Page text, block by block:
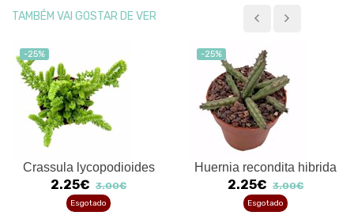
TAMBÉM VAI GOSTAR DE VER
-25%
Crassula lycopodioides
2.25€ 3.00€
Esgotado
-25%
Huernia recondita hibrida
2.25€ 3.00€
Esgotado